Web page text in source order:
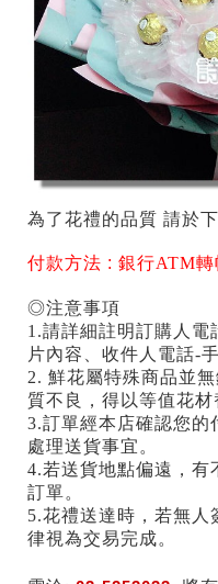
為了花禮的品質 請於
付款方法 :銀行ATM
◎注意事項
1.請詳細註明訂購人電
片內容、收件人電話-
2. 鮮花屬特殊商品並
質不良，得以等值花材
3.訂單經本店確認您的
處理送貨事宜。
4.若送貨地點偏遠，有
訂單。
5.花禮送達時，若無人
律視為交易完成。